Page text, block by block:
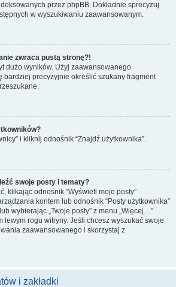
przez phpBB. Dokładnie sprecyzuj
w wyszukiwaniu zaawansowanym.
zwraca pustą stronę?!
dużo wyników. Użyj zaawansowanego
bardziej precyzyjnie określić szukany fragment
i kliknij odnośnik “Znajdź użytkownika”.
swoje posty i tematy?
klikając odnośnik “Wyświetl moje posty”
kontem lub odnośnik “Posty użytkownika”
wybierając „Twoje posty” z menu „Więcej…”
lewym rogu witryny. Jeśli chcesz wyszukać swoje
zaawansowanego i skorzystaj z
i zakładki